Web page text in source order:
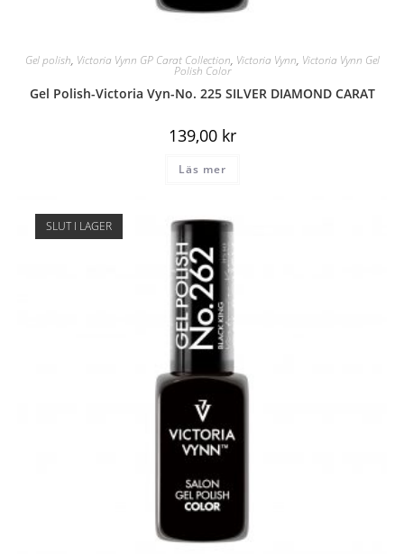
Gel polish, Victoria Vynn GP Carat Collection, Victoria Vynn, Victoria Vynn Gel
Polish Color
Gel Polish-Victoria Vyn-No. 225 SILVER DIAMOND CARAT
139,00 kr
Läs mer
SLUT I LAGER